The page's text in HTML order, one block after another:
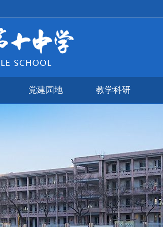
党建园地 教学科研